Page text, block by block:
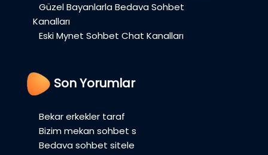
Güzel Bayanlarla Bedava Sohbet
Kanalları
Eski Mynet Sohbet Chat Kanalları
Son Yorumlar
Bekar erkekler taraf
Bizim mekan sohbet s
Bedava sohbet sitele